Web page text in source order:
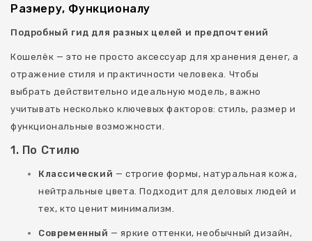
Размеру, Функционалу
Подробный гид для разных целей и предпочтений
Кошелёк — это не просто аксессуар для хранения денег, а
отражение стиля и практичности человека. Чтобы
выбрать действительно идеальную модель, важно
учитывать несколько ключевых факторов: стиль, размер и
функциональные возможности.
1. По Стилю
Классический — строгие формы, натуральная кожа,
нейтральные цвета. Подходит для деловых людей и
тех, кто ценит минимализм.
Современный — яркие оттенки, необычный дизайн,